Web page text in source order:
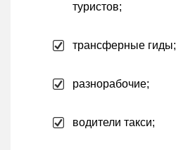
туристов;
трансферные гиды;
разнорабочие;
водители такси;